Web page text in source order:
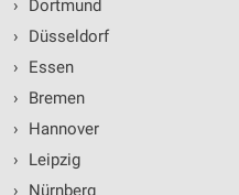
›
Dortmund
›
Düsseldorf
›
Essen
›
Bremen
›
Hannover
›
Leipzig
›
Nürnberg